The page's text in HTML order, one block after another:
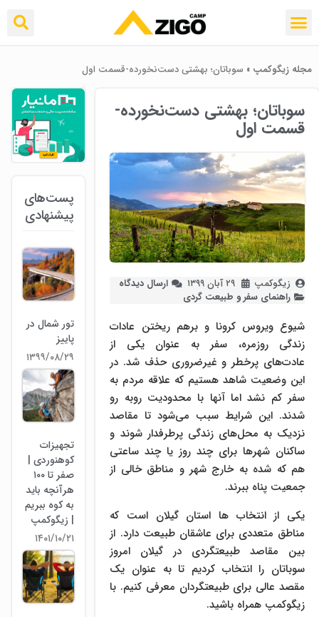
مجله زیگوکمپ » سوباتان؛ بهشتی دست‌نخورده-قسمت اول
سوباتان؛ بهشتی دست‌نخورده-
قسمت اول
زیگوکمپ ۲۹ آبان ۱۳۹۹
ارسال دیدگاه
راهنمای سفر و طبیعت گردی
شیوع ویروس کرونا و برهم ریختن عادات
زندگی روزمره، سفر به عنوان یکی از
عادت‌های پرخطر و غیرضروری حذف شد. در
این وضعیت شاهد هستیم که علاقه مردم به
سفر کم نشد اما آنها با محدودیت روبه رو
شدند. این شرایط سبب می‌شود تا مقاصد
نزدیک به محل‌های زندگی پرطرفدار شوند و
ساکنان شهرها برای چند روز یا چند ساعتی
هم که شده به خارج شهر و مناطق خالی از
جمعیت پناه ببرند.
یکی از انتخاب ها استان گیلان است که
مناطق متعددی برای عاشقان طبیعت دارد. از
بین مقاصد طبیعتگردی در گیلان امروز
سوباتان را انتخاب کردیم تا به عنوان یک
مقصد عالی برای طبیعتگردان معرفی کنیم. با
زیگوکمپ همراه باشید.
پست‌های
پیشنهادی
تور شمال در
پاییز
۱۳۹۹/۰۸/۲۹
تجهیزات
کوهنوردی |
صفر تا ۱۰۰
هرآنچه باید
به کوه ببریم
| زیگوکمپ
۱۴۰۱/۱۰/۲۱